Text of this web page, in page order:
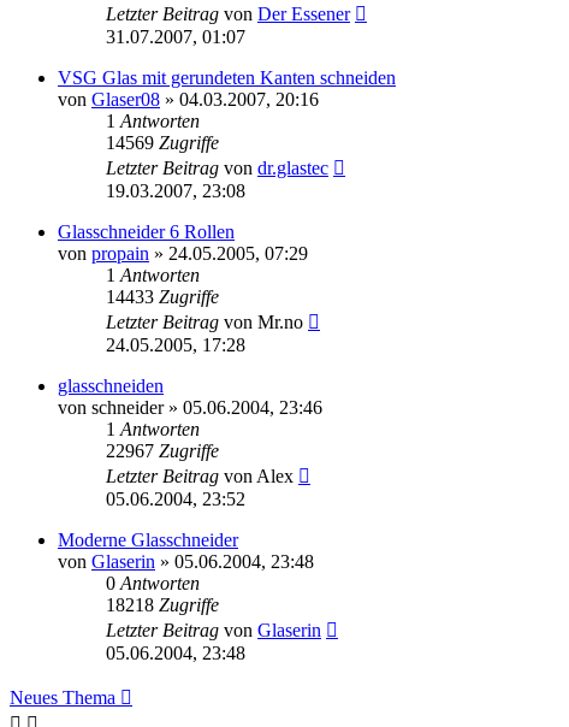
Letzter Beitrag von Der Essener
31.07.2007, 01:07
VSG Glas mit gerundeten Kanten schneiden
von Glaser08 » 04.03.2007, 20:16
1 Antworten
14569 Zugriffe
Letzter Beitrag von dr.glastec
19.03.2007, 23:08
Glasschneider 6 Rollen
von propain » 24.05.2005, 07:29
1 Antworten
14433 Zugriffe
Letzter Beitrag von Mr.no
24.05.2005, 17:28
glasschneiden
von schneider» 05.06.2004, 23:46
1 Antworten
22967 Zugriffe
Letzter Beitrag von Alex
05.06.2004, 23:52
Moderne Glasschneider
von Glaserin » 05.06.2004, 23:48
0 Antworten
18218 Zugriffe
Letzter Beitrag von Glaserin
05.06.2004, 23:48
Neues Thema